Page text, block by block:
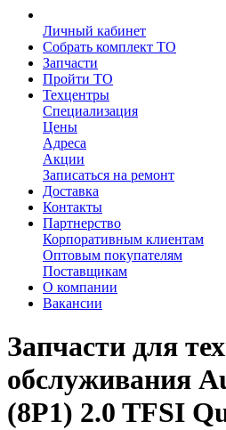
Личный кабинет
Собрать комплект ТО
Запчасти
Пройти ТО
Техцентры
Специализация
Цены
Адреса
Акции
Записаться на ремонт
Доставка
Контакты
Партнерство
Корпоративным клиентам
Оптовым покупателям
Поставщикам
О компании
Вакансии
Запчасти для
обслуживания
(8P1) 2.0 TFSI